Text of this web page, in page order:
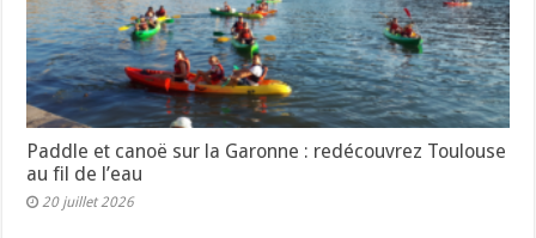
Paddle et canoë sur la Garonne : redécouvrez Toulouse
au fil de l’eau
20 juillet 2026